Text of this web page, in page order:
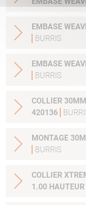
EMBASE
BURRIS
EMBASE
BURRIS
COLLIER 30MM MEDIUM
420136
MONTAGE
BURRIS
COLLIER
1.00